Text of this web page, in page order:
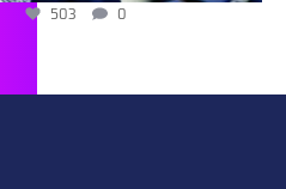
503 0